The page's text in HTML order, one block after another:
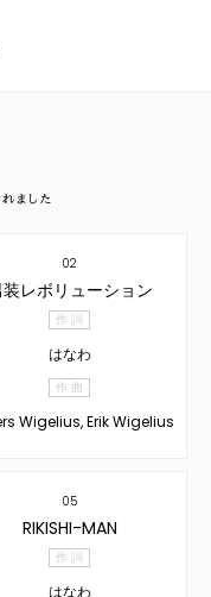
ました
02
レボリューション
作 詞
はなわ
作 曲
Wigelius, Erik Wigelius
05
RIKISHI-MAN
作 詞
はなわ